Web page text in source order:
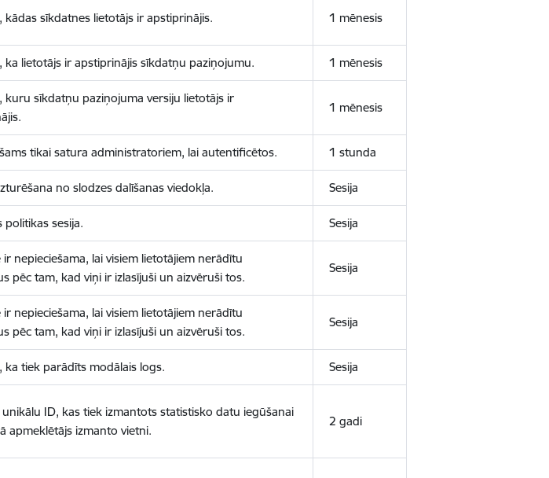
kādas sīkdatnes lietotājs ir apstiprinājis. 1 mēnesis
ka lietotājs ir apstiprinājis sīkdatņu paziņojumu. 1 mēnesis
kuru sīkdatņu paziņojuma versiju lietotājs ir
1 mēnesis
tikai satura administratoriem, lai autentificētos. 1 stunda
no slodzes dalīšanas viedokļa. Sesija
politikas sesija. Sesija
ir nepieciešama, lai visiem lietotājiem nerādītu
pēc tam, kad viņi ir izlasījuši un aizvēruši tos.
Sesija
ir nepieciešama, lai visiem lietotājiem nerādītu
pēc tam, kad viņi ir izlasījuši un aizvēruši tos.
Sesija
ka tiek parādīts modālais logs. Sesija
unikālu ID, kas tiek izmantots statistisko datu iegūšanai
apmeklētājs izmanto vietni.
2 gadi